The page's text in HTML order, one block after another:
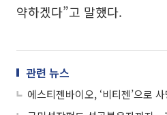
약하겠다”고 말했다.
관련 뉴스